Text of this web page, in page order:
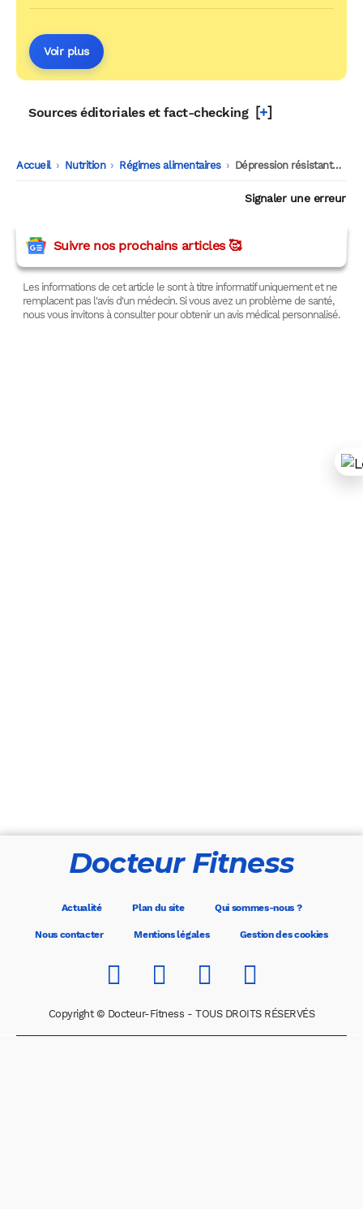
Voir plus
Sources éditoriales et fact-checking [+]
Accueil -
Nutrition -
Régimes alimentaires -
Dépression résistante : ce régime montre des résultats surprenants
Signaler une erreur
Suivre nos prochains articles 🥰
Les informations de cet article le sont à titre informatif uniquement et ne
remplacent pas l'avis d'un médecin. Si vous avez un problème de santé,
nous vous invitons à consulter pour obtenir un avis médical personnalisé.
Docteur Fitness
Actualité Plan du site Qui sommes-nous ?
Nous contacter Mentions légales Gestion des cookies
Copyright © Docteur-Fitness - TOUS DROITS RÉSERVÉS